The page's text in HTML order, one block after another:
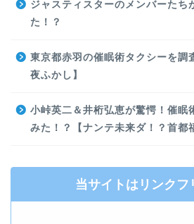
ジャスティスターのメンバーたち
た！？
東京都赤羽の催眠術タクシーを調
夜ふかし】
小峠英二＆井桁弘恵が驚愕！催眠
みた！？【ナンテ未来ダ！？首都
当サイトはリンクフ